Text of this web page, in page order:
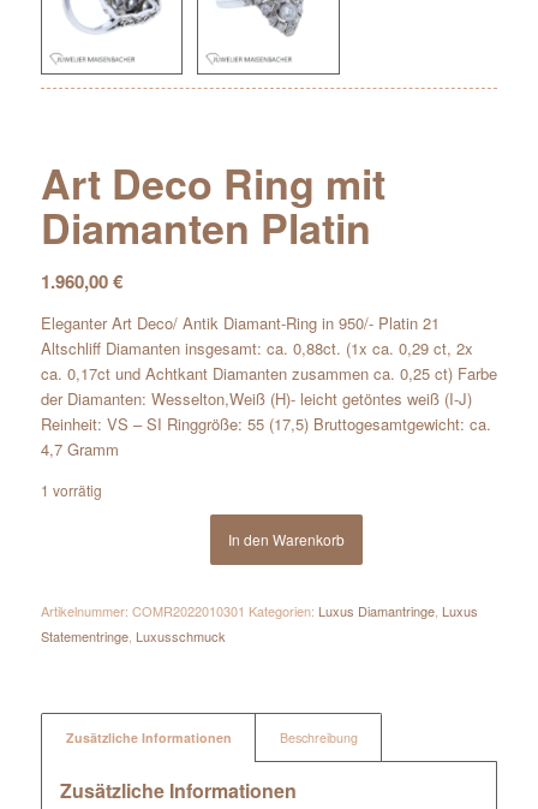
Art Deco Ring mit
Diamanten Platin
1.960,00€
Eleganter Art Deco/ Antik Diamant-Ring in 950/- Platin 21
Altschliff Diamanten insgesamt: ca. 0,88ct. (1x ca. 0,29 ct, 2x
ca. 0,17ct und Achtkant Diamanten zusammen ca. 0,25 ct) Farbe
der Diamanten: Wesselton,Weiß (H)- leicht getöntes weiß (I-J)
Reinheit: VS – SI Ringgröße: 55 (17,5) Bruttogesamtgewicht: ca.
4,7 Gramm
1 vorrätig
In den Warenkorb
Artikelnummer: COMR2022010301 Kategorien: Luxus Diamantringe, Luxus
Statementringe, Luxusschmuck
Zusätzliche Informationen Beschreibung
Zusätzliche Informationen